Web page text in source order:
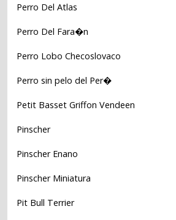
Perro Del Atlas
Perro Del Fara�n
Perro Lobo Checoslovaco
Perro sin pelo del Per�
Petit Basset Griffon Vendeen
Pinscher
Pinscher Enano
Pinscher Miniatura
Pit Bull Terrier